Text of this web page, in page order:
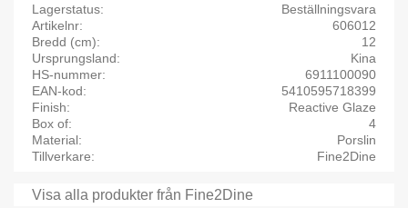
Lagerstatus
Beställningsvara
Artikelnr
606012
Bredd (cm)
12
Ursprungsland
Kina
HS-nummer
6911100090
EAN-kod
5410595718399
Finish
Reactive Glaze
Box of
4
Material
Porslin
Tillverkare
Fine2Dine
Visa alla produkter från Fine2Dine